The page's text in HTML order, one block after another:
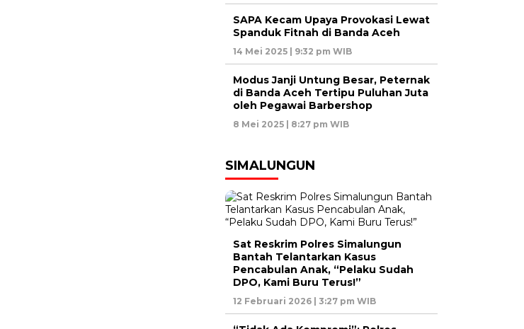
SAPA Kecam Upaya Provokasi Lewat
Spanduk Fitnah di Banda Aceh
14 Mei 2025 | 9:32 pm WIB
Modus Janji Untung Besar, Peternak
di Banda Aceh Tertipu Puluhan Juta
oleh Pegawai Barbershop
8 Mei 2025 | 8:27 pm WIB
SIMALUNGUN
Sat Reskrim Polres Simalungun
Bantah Telantarkan Kasus
Pencabulan Anak, “Pelaku Sudah
DPO, Kami Buru Terus!”
12 Februari 2026 | 3:27 pm WIB